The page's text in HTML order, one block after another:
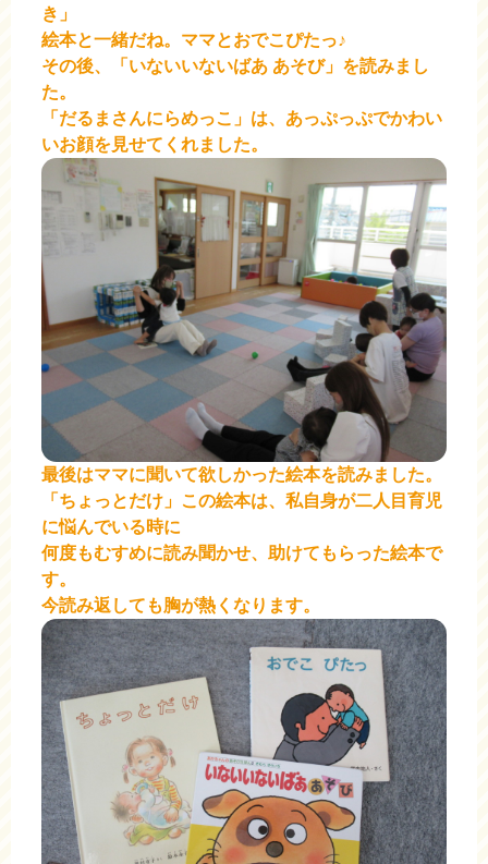
き」
絵本と一緒だね。ママとおでこぴたっ♪
その後、「いないいないばあ あそび」を読みまし
た。
「だるまさんにらめっこ」は、あっぷっぷでかわい
いお顔を見せてくれました。
最後はママに聞いて欲しかった絵本を読みました。
「ちょっとだけ」この絵本は、私自身が二人目育児
に悩んでいる時に
何度もむすめに読み聞かせ、 助けてもらった絵本で
す。
今読み返しても胸が熱くなります。